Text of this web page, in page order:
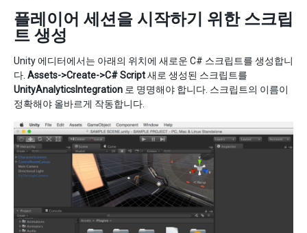
플레이어 세션을 시작하기 위한 스크립
트 생성
Unity 에디터에서는 아래의 위치에 새로운 C# 스크립트를 생성합니
다. Assets->Create->C# Script새로 생성된 스크립트를
UnityAnalyticsIntegration 로 명명해야 합니다. 스크립트의 이름이
정확해야 올바르게 작동합니다.